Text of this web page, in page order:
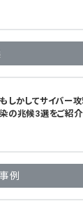
もしかしてサイバー
染の兆候3選をご紹介
例